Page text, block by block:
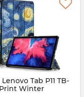
Tab P11 TB-
Winter